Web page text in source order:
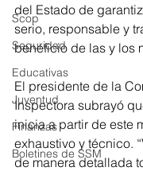
Scop
Seguridad
Educativas
Juventud
Finanzas
Boletines de SSM
del Estado de
serio, responsable y
beneficio de las y los
El presidente de la
Inspectora subrayó
inicia a partir de este
exhaustivo y técnico.
de manera detallada